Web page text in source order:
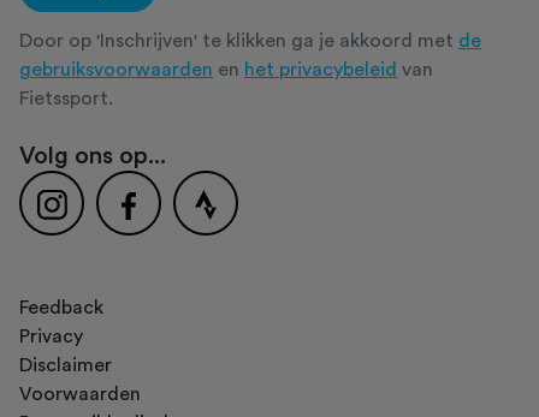
Door op 'Inschrijven' te klikken ga je akkoord met de
gebruiksvoorwaarden en het privacybeleid van
Fietssport.
Volg ons op...
Feedback
Privacy
Disclaimer
Voorwaarden